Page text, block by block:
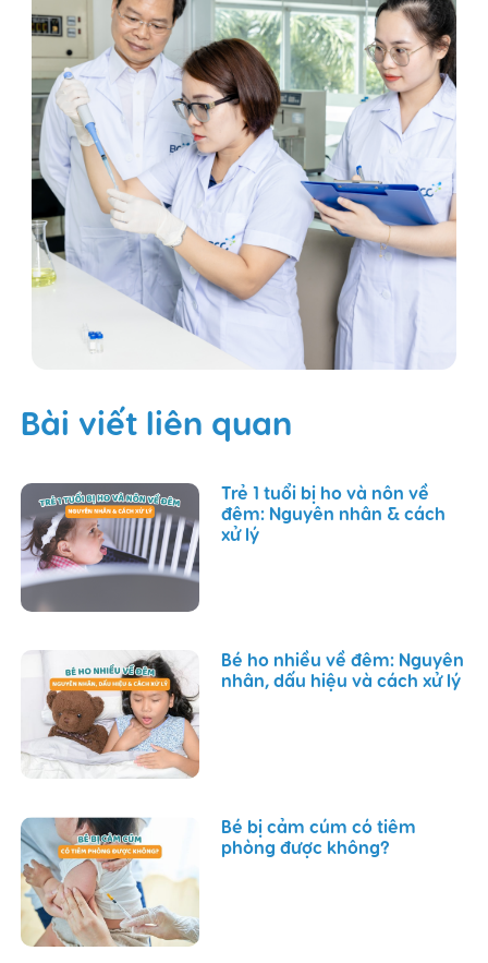
Bài viết liên quan
Trẻ 1 tuổi bị ho và nôn về
đêm: Nguyên nhân & cách
xử lý
Bé ho nhiều về đêm: Nguyên
nhân, dấu hiệu và cách xử lý
Bé bị cảm cúm có tiêm
phòng được không?